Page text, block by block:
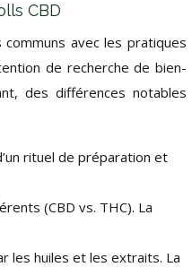
CBD
avec les pratiques
de recherche de bien-
des différences notables
rituel de préparation et
(CBD vs. THC). La
les huiles et les extraits. La